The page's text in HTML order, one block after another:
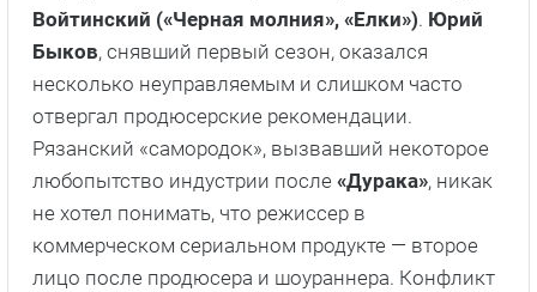
Войтинский («Черная молния», «Елки»). Юрий
Быков, снявший первый сезон, оказался
несколько неуправляемым и слишком часто
отвергал продюсерские рекомендации.
Рязанский «самородок», вызвавший некоторое
любопытство индустрии после «Дурака», никак
не хотел понимать, что режиссер в
коммерческом сериальном продукте — второе
лицо после продюсера и шоураннера. Конфликт